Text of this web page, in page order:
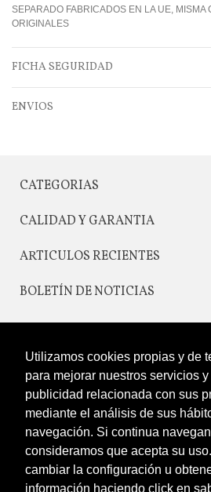
Utilizamos cookies propias y de
para mejorar nuestros servicios
publicidad relacionada con sus
mediante el análisis de sus
navegación. Si continua
consideramos que acepta su
cambiar la configuración u
información haciendo click en
SEPARADO FABRICADOS EN LA UE, MISMA
ORIGINALES
FICHA SEGURIDAD
ENVIOS
CATEGORIAS
CALIDAD Y GARANTIA
ARTICULOS RECIENTES
BOLETÍN DE NOTICIAS
CONTACTO
LEGAL
CATÁLOGO
MI CUENTA